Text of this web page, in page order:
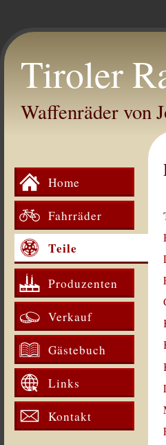
Tiroler
Waffenräder von
Home
Fahrräder
Teile
Produzenten
Verkauf
Gästebuch
Links
Kontakt